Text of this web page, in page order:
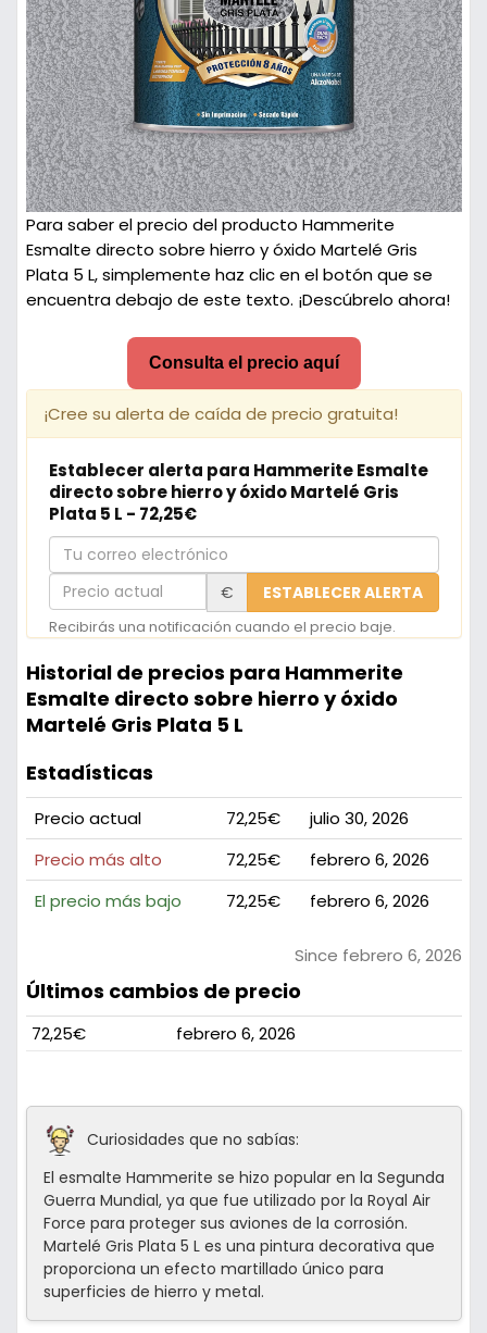
Para saber el precio del producto Hammerite
Esmalte directo sobre hierro y óxido Martelé Gris
Plata 5 L, simplemente haz clic en el botón que se
encuentra debajo de este texto. ¡Descúbrelo ahora!
Consulta el precio aquí
¡Cree su alerta de caída de precio gratuita!
Establecer alerta para Hammerite Esmalte
directo sobre hierro y óxido Martelé Gris
Plata 5 L - 72,25€
Tu
correo
electrónico
Precio
actual
€ ESTABLECER ALERTA
Recibirás una notificación cuando el precio baje.
Historial de precios para Hammerite
Esmalte directo sobre hierro y óxido
Martelé Gris Plata 5 L
Estadísticas
Precio actual 72,25€
julio 30, 2026
Precio más alto
72,25€
febrero 6, 2026
El precio más bajo
72,25€ febrero 6, 2026
Since febrero 6, 2026
Últimos cambios de precio
72,25€ febrero 6, 2026
Curiosidades que no sabías:
El esmalte Hammerite se hizo popular en la Segunda
Guerra Mundial, ya que fue utilizado por la Royal Air
Force para proteger sus aviones de la corrosión.
Martelé Gris Plata 5 L es una pintura decorativa que
proporciona un efecto martillado único para
superficies de hierro y metal.